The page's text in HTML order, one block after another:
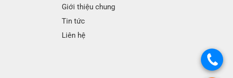
Giới thiệu chung
Tin tức
Liên hệ
.